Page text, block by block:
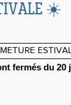
☀️
fermés du 20